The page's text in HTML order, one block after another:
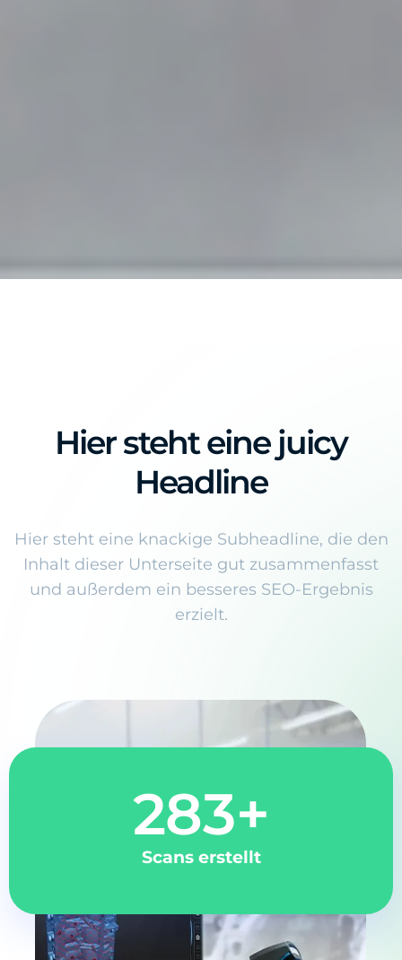
Hier steht eine juicy
Headline
Hier steht eine knackige Subheadline, die den
Inhalt dieser Unterseite gut zusammenfasst
und außerdem ein besseres SEO-Ergebnis
erzielt.
Scans erstellt
283+